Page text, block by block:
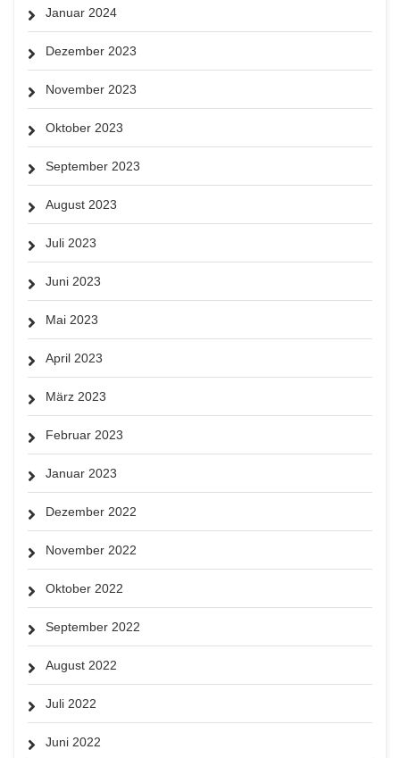
Januar 2024
Dezember 2023
November 2023
Oktober 2023
September 2023
August 2023
Juli 2023
Juni 2023
Mai 2023
April 2023
März 2023
Februar 2023
Januar 2023
Dezember 2022
November 2022
Oktober 2022
September 2022
August 2022
Juli 2022
Juni 2022